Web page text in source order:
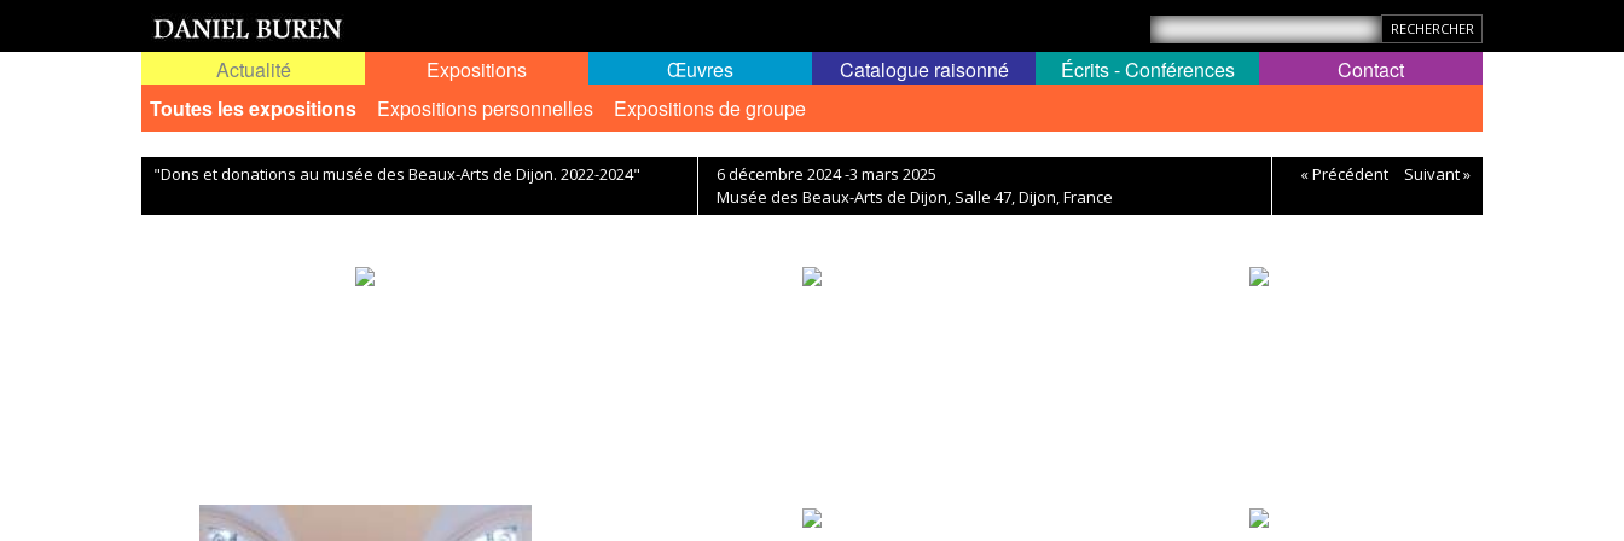
Actualité
Expositions
Toutes les expositions
Expositions personnelles Expositions de groupe
Œuvres Catalogue raisonné Écrits - Conférences Contact
"Dons et donations au musée des Beaux-Arts de Dijon. 2022-2024"
6 décembre 2024 -3 mars 2025
Musée des Beaux-Arts de Dijon, Salle 47, Dijon, France
« Précédent Suivant »